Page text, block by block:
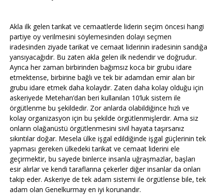
Akla ilk gelen tarikat ve cemaatlerde liderin seçim öncesi hangi
partiye oy verilmesini söylemesinden dolayı seçmen
iradesinden ziyade tarikat ve cemaat liderinin iradesinin sandığa
yansıyacağıdır. Bu zaten akla gelen ilk nedendir ve doğrudur.
Ayrıca her zaman birbirinden bağımsız koca bir grubu idare
etmektense, birbirine bağlı ve tek bir adamdan emir alan bir
grubu idare etmek daha kolaydır. Zaten daha kolay olduğu için
askeriyede Metehan’dan beri kullanılan 10’luk sistem ile
örgütlenme bu şekildedir. Zor anlarda olabildiğince hızlı ve
kolay organizasyon için bu şekilde örgütlenmişlerdir. Ama siz
onların olağanüstü örgütlenmesini sivil hayata taşırsanız
sıkıntılar doğar. Mesela ülke işgal edildiğinde işgal güçlerinin tek
yapması gereken ülkedeki tarikat ve cemaat liderini ele
geçirmektir, bu sayede binlerce insanla uğraşmazlar, başları
esir alırlar ve kendi taraflarına çekerler diğer insanlar da onları
takip eder. Askeriye de tek adam sistemi ile örgütlense bile, tek
adam olan Genelkurmay en iyi korunandır.